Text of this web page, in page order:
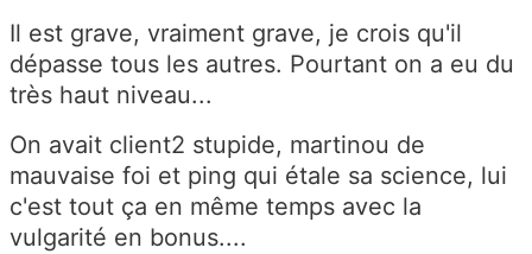
Il est grave, vraiment grave, je crois qu'il
dépasse tous les autres. Pourtant on a eu du
très haut niveau...
On avait client2 stupide, martinou de
mauvaise foi et ping qui étale sa science, lui
c'est tout ça en même temps avec la
vulgarité en bonus....